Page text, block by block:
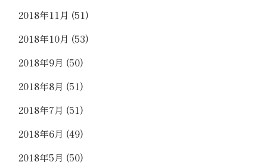
2018年11月 (51)
2018年10月 (53)
2018年9月 (50)
2018年8月 (51)
2018年7月 (51)
2018年6月 (49)
2018年5月 (50)